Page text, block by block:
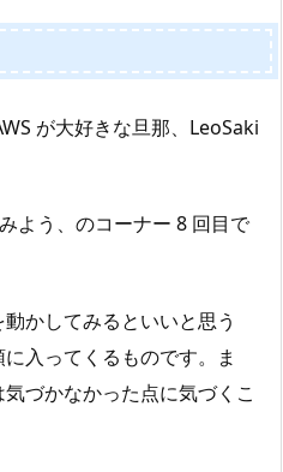
が大好きな旦那、LeoSaki
よう、のコーナー 8 回目で
かしてみるといいと思う
入ってくるものです。ま
づかなかった点に気づくこ